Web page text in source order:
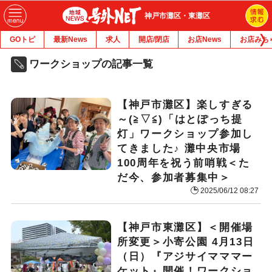
神戸市灘区・東灘区
GOトピ 最新News 求人 開店/閉店 お店News お店みち
ワークショップの記事一覧
【神戸市灘区】楽しすぎる
～(≧▽≦)「はとぽっち提
灯」ワークショップ参加し
てきました♪ 灘中央市場
100周年を祝う前哨戦＜た
だ今、参加者募集中＞
2025/06/12 08:27
【神戸市東灘区】＜開催場
所変更＞小寄公園 4月13日
（日）『アジサイマママー